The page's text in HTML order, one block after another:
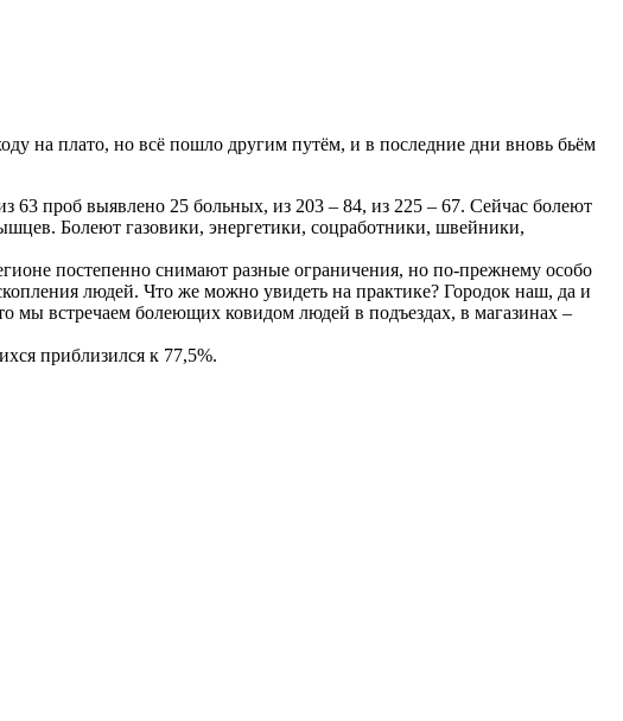
на плато, но всё пошло другим путём, и в последние дни вновь бьём
63 проб выявлено 25 больных, из 203 – 84, из 225 – 67. Сейчас болеют
Болеют газовики, энергетики, соцработники, швейники,
постепенно снимают разные ограничения, но по-прежнему особо
людей. Что же можно увидеть на практике? Городок наш, да и
мы встречаем болеющих ковидом людей в подъездах, в магазинах –
приблизился к 77,5%.